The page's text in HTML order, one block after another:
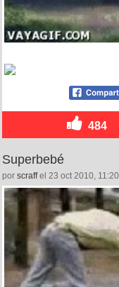
484
Superbebé
por scraffel 23 oct 2010, 11:20